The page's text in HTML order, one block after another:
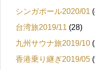
シンガポール2020/01
台湾旅2019/11 (28)
九州サウナ旅2019/10
香港乗り継ぎ2019/05